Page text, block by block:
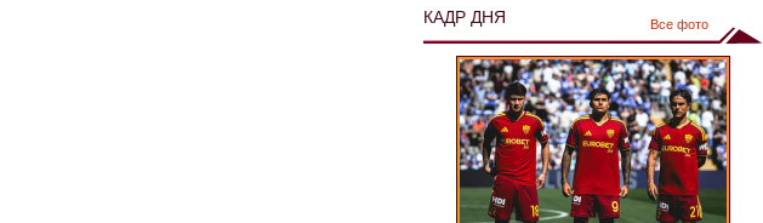
КАДР ДНЯ Все фото